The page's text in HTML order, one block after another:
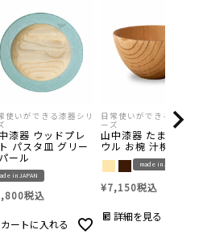
使いができる漆器シリ
漆器 ウッドプレ
パスタ皿 グリー
ール
in JAPAN
税込
カートに入れる
日常使いができる漆器
ーズ
山中漆器 たまゆらボ
ウル お椀 汁椀
made in JAPAN
¥7,150税込
詳細を見る